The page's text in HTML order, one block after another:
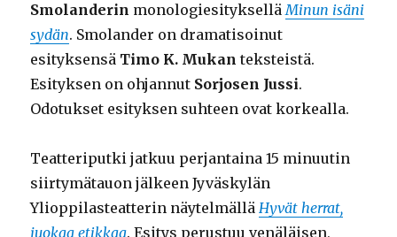
Smolanderin monologiesitykselläMinun isäni
sydän. Smolander on dramatisoinut
esityksensä Timo K. Mukan teksteistä.
Esityksen on ohjannut Sorjosen Jussi.
Odotukset esityksen suhteen ovat korkealla.
Teatteriputki jatkuu perjantaina 15 minuutin
siirtymätauon jälkeen Jyväskylän
Ylioppilasteatterin näytelmälläHyvät herrat,
juokaa etikkaa. Esitys perustuu venäläisen,